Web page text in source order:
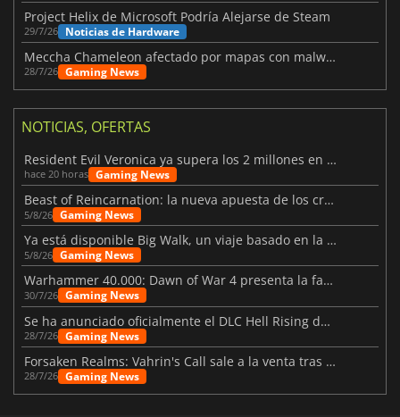
Project Helix de Microsoft Podría Alejarse de Steam
29/7/26 Noticias de Hardware
Meccha Chameleon afectado por mapas con malware y Discord
28/7/26 Gaming News
NOTICIAS, OFERTAS
Resident Evil Veronica ya supera los 2 millones en listas de deseados
hace 20 horas Gaming News
Beast of Reincarnation: la nueva apuesta de los creadores de Pokémon
5/8/26 Gaming News
Ya está disponible Big Walk, un viaje basado en la amistad
5/8/26 Gaming News
Warhammer 40.000: Dawn of War 4 presenta la facción de los Necrones
30/7/26 Gaming News
Se ha anunciado oficialmente el DLC Hell Rising de Nioh 3
28/7/26 Gaming News
Forsaken Realms: Vahrin's Call sale a la venta tras una década
28/7/26 Gaming News